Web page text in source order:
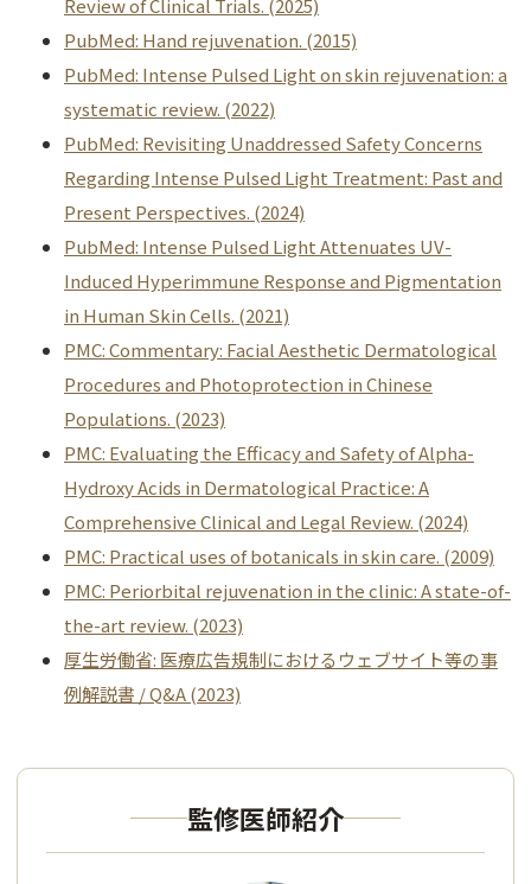
Review of Clinical Trials. (2025)
PubMed: Hand rejuvenation. (2015)
PubMed: Intense Pulsed Light on skin rejuvenation: a
systematic review. (2022)
PubMed: Revisiting Unaddressed Safety Concerns
Regarding Intense Pulsed Light Treatment: Past and
Present Perspectives. (2024)
PubMed: Intense Pulsed Light Attenuates UV-
Induced Hyperimmune Response and Pigmentation
in Human Skin Cells. (2021)
PMC: Commentary: Facial Aesthetic Dermatological
Procedures and Photoprotection in Chinese
Populations. (2023)
PMC: Evaluating the Efficacy and Safety of Alpha-
Hydroxy Acids in Dermatological Practice: A
Comprehensive Clinical and Legal Review. (2024)
PMC: Practical uses of botanicals in skin care. (2009)
PMC: Periorbital rejuvenation in the clinic: A state-of-
the-art review. (2023)
厚生労働省: 医療広告規制におけるウェブサイト等の事
例解説書 / Q&A (2023)
監修医師紹介